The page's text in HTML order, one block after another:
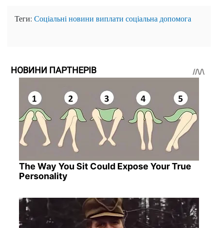
Теги: Соціальні новини виплати соціальна допомога
НОВИНИ ПАРТНЕРІВ
The Way You Sit Could Expose Your True
Personality